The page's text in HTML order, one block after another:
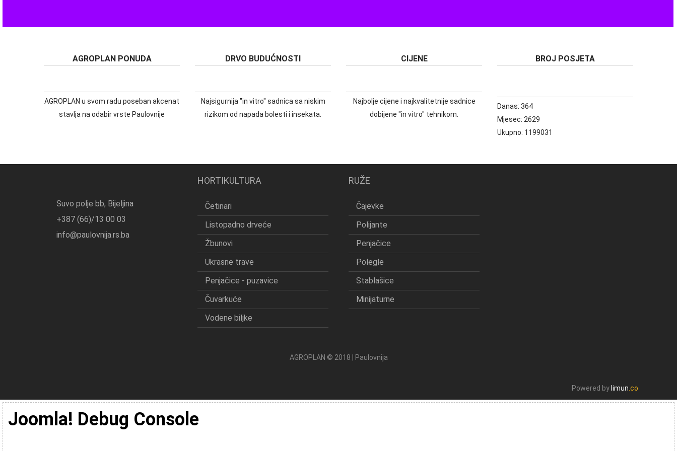
AGROPLAN PONUDA
AGROPLAN u svom radu poseban akcenat
stavlja na odabir vrste Paulovnije
DRVO BUDUĆNOSTI
Najsigurnija "in vitro" sadnica sa niskim
rizikom od napada bolesti i insekata.
CIJENE
Najbolje cijene i najkvalitetnije sadnice
dobijene "in vitro" tehnikom.
BROJ POSJETA
Danas: 364
Mjesec: 2629
Ukupno: 1199031
Suvo polje bb, Bijeljina
+387 (66)/13 00 03
info@paulovnija.rs.ba
HORTIKULTURA
Četinari
Listopadno drveće
Žbunovi
Ukrasne trave
Penjačice - puzavice
Čuvarkuće
Vodene biljke
RUŽE
Čajevke
Polijante
Penjačice
Polegle
Stablašice
Minijaturne
AGROPLAN © 2018 | Paulovnija
Powered by limun .co
Joomla! Debug Console